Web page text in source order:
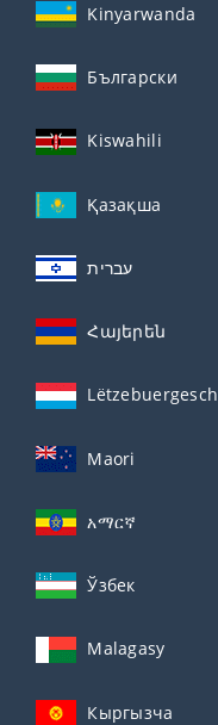
Kinyarwanda
Български
Kiswahili
Қазақша
עברית
Հայերեն
Lëtzebuergesch
Maori
አማርኛ
Ўзбек
Malagasy
Кыргызча